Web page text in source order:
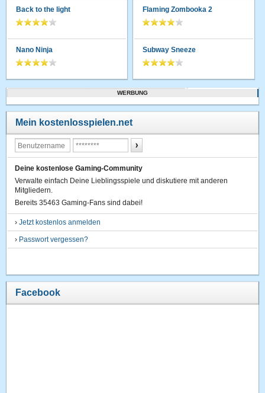
Back to the light
Nano Ninja
Flaming Zombooka 2
Subway Sneeze
WERBUNG
Mein kostenlosspielen.net
Deine kostenlose Gaming-Community
Verwalte einfach Deine Lieblingsspiele und diskutiere mit anderen
Mitgliedern.
Bereits 35463 Gaming-Fans sind dabei!
›Jetzt kostenlos anmelden
› Passwort vergessen?
Facebook